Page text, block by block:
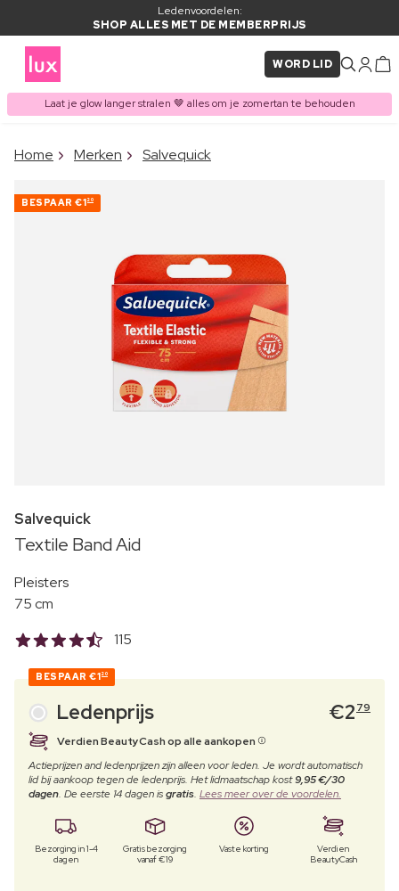
Ledenvoordelen:
SHOP ALLES MET DE MEMBERPRIJS
WORD LID
Laat je glow langer stralen 🤎 alles om je zomertan te behouden
ITEM TOEGEVOEGD AAN
Vaak samen gekocht met
Home Merken Salvequick
BESPAAR €120
Salvequick
Textile Band Aid
Pleisters
75 cm
115
BESPAAR €120
Ledenprijs €2 79
Verdien BeautyCash op alle aankopen
Actieprijzen and ledenprijzen zijn alleen voor leden. Je wordt automatisch
lid bij aankoop tegen de ledenprijs. Het lidmaatschap kost9,95 €/30
dagen. De eerste 14 dagen isgratis. Lees meer over de voordelen.
Bezorging in 1-4
dagen
Gratis bezorging
vanaf €19
Vaste korting
Verdien
BeautyCash